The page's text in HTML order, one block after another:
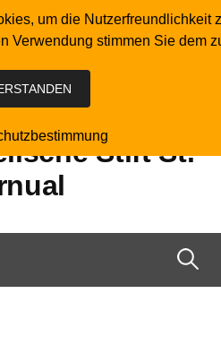
Stift St.
Suchen
um die Nutzerfreundlichkeit
Verwendung stimmen Sie dem